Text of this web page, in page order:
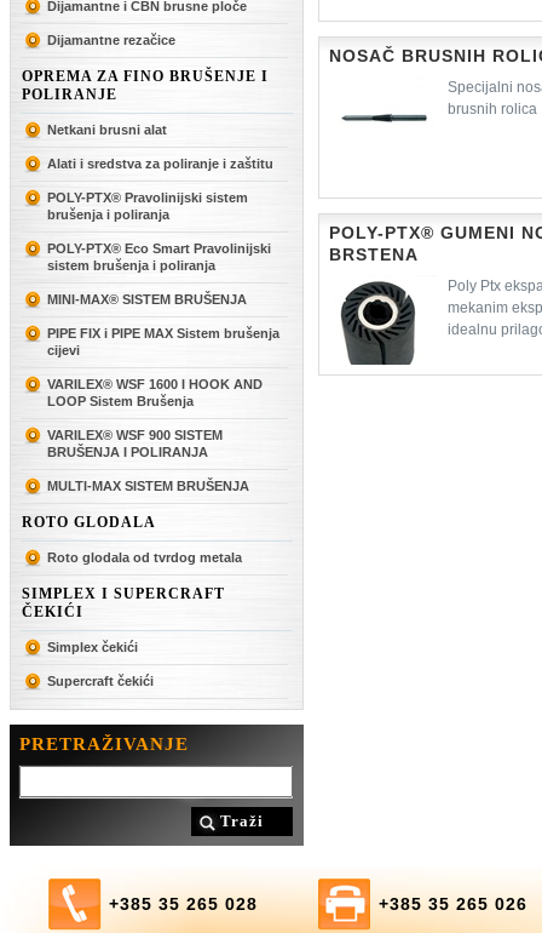
Dijamantne i CBN brusne ploče
Dijamantne rezačice
OPREMA ZA FINO BRUŠENJE I
POLIRANJE
Netkani brusni alat
Alati i sredstva za poliranje i zaštitu
POLY-PTX® Pravolinijski sistem
brušenja i poliranja
POLY-PTX® Eco Smart Pravolinijski
sistem brušenja i poliranja
MINI-MAX® SISTEM BRUŠENJA
PIPE FIX i PIPE MAX Sistem brušenja
cijevi
VARILEX® WSF 1600 I HOOK AND
LOOP Sistem Brušenja
VARILEX® WSF 900 SISTEM
BRUŠENJA I POLIRANJA
MULTI-MAX SISTEM BRUŠENJA
ROTO GLODALA
Roto glodala od tvrdog metala
SIMPLEX I SUPERCRAFT
ČEKIĆI
Simplex čekići
Supercraft čekići
PRETRAŽIVANJE
Traži
NOSAČ BRUSNIH
Specijalni
brusnih rolica
POLY-PTX® GUMENI
BRSTENA
Poly Ptx
mekanim
idealnu
+385 35 265 028 +385 35 265 026